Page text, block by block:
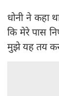
धोनी ने कहा
कि मेरे पास
मुझे यह तय